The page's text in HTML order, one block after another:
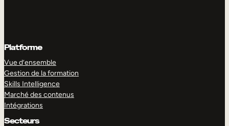
Platforme
Vue d’ensemble
Gestion de la formation
Skills Intelligence
Marché des contenus
Intégrations
Secteurs